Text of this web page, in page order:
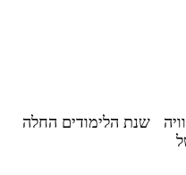
שנת הלימודים החלה